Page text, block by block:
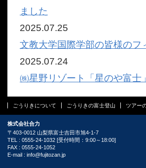
ました
2025.07.25
文教大学国際学部の皆様の
2025.07.24
㈱星野リゾート「星のや富士
ごうりきについて ごうりきの富士登山 ツアー
株式会社合力
〒403-0012 山梨県富士吉田市旭4-1-7
TEL : 0555-24-1032 [受付時間：9:00～18:00]
FAX : 0555-24-1052
E-mail : info@fujitozan.jp